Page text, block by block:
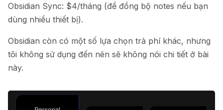
Obsidian Sync: $4/tháng (để đồng bộ notes nếu bạn
dùng nhiều thiết bị).
Obsidian còn có một số lựa chọn trả phí khác, nhưng
tôi không sử dụng đến nên sẽ không nói chi tiết ở bài
này.